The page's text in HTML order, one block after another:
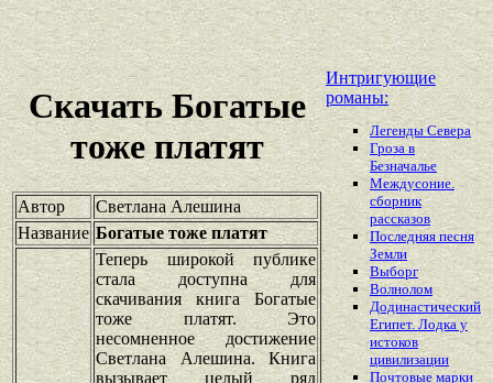
Скачать Богатые
тоже платят
Автор
Светлана Алешина
Название Богатые тоже платят
Теперь широкой публике
стала доступна для
скачивания книга Богатые
тоже платят. Это
несомненное достижение
Светлана Алешина. Книга
вызывает целый ряд
Интригующие
романы:
Легенды Севера
Гроза в
Безначалье
Междусоние.
сборник
рассказов
Последняя песня
Земли
Выборг
Волнолом
Додинастический
Египет. Лодка у
истоков
цивилизации
Почтовые марки